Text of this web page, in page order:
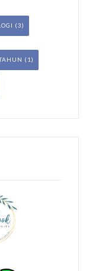
(3)
(1)